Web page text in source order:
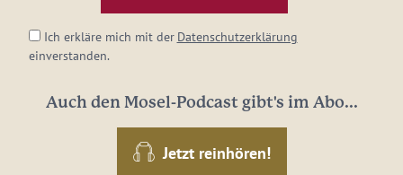
Ich erkläre mich mit der Datenschutzerklärung
einverstanden.
Auch den Mosel-Podcast gibt's im Abo...
Jetzt reinhören!